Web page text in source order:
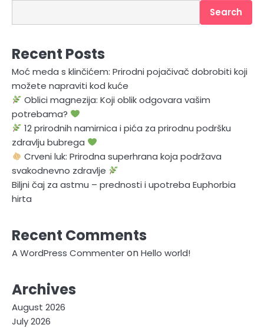
Search
Recent Posts
Moć meda s klinčićem: Prirodni pojačivač dobrobiti koji
možete napraviti kod kuće
Oblici magnezija: Koji oblik odgovara vašim
potrebama?
12 prirodnih namirnica i pića za prirodnu podršku
zdravlju bubrega
Crveni luk: Prirodna superhrana koja podržava
svakodnevno zdravlje
Biljni čaj za astmu – prednosti i upotreba Euphorbia
hirta
Recent Comments
A WordPress CommenteronHello world!
Archives
August 2026
July 2026